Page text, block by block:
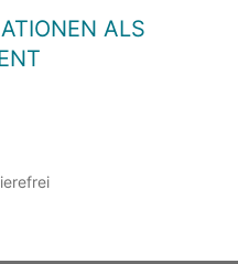
ALS